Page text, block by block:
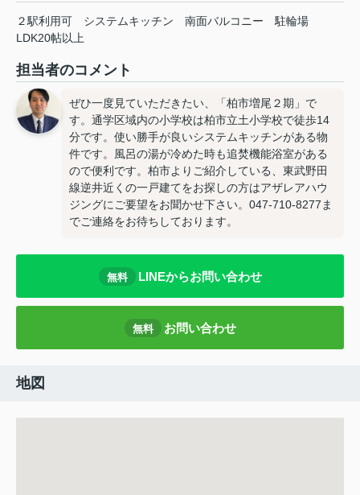
２駅利用可 システムキッチン 南面バルコニー
駐輪場
LDK20帖以上
担当者のコメント
ぜひ一度見ていただきたい、「柏市増尾２期」で
す。通学区域内の小学校は柏市立土小学校で徒歩14
分です。使い勝手が良いシステムキッチンがある物
件です。風呂の湯が冷めた時も追焚機能浴室がある
ので便利です。柏市よりご紹介している、東武野田
線逆井近くの一戸建てをお探しの方はアザレアハウ
ジングにご要望をお聞かせ下さい。047-710-8277ま
でご連絡をお待ちしております。
無料 LINEからお問い合わせ
無料 お問い合わせ
地図